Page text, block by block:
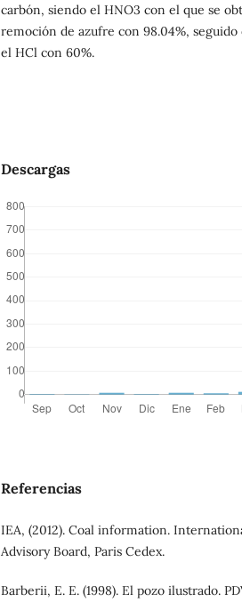
carbón, siendo el HNO3 con el que se
remoción de azufre con 98.04%,
el HCl con 60%.
Descargas
Referencias
IEA, (2012). Coal information.
Advisory Board, Paris Cedex.
Barberii, E. E. (1998). El pozo ilustrado.